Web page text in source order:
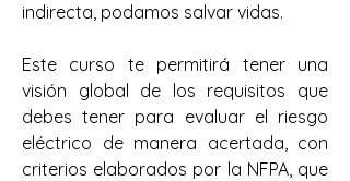
indirecta, podamos salvar vidas.
Este curso te permitirá tener una
visión global de los requisitos que
debes tener para evaluar el riesgo
eléctrico de manera acertada, con
criterios elaborados por la NFPA, que